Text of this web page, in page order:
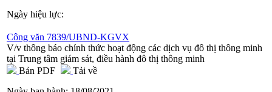
Ngày hiệu lực:
Công văn 7839/UBND-KGVX
V/v thông báo chính thức hoạt động các dịch vụ đô thị thông minh
tại Trung tâm giám sát, điều hành đô thị thông minh
Bản PDF
Tải về